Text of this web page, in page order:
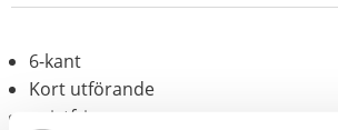
6-kant
Kort utförande
gnistfri